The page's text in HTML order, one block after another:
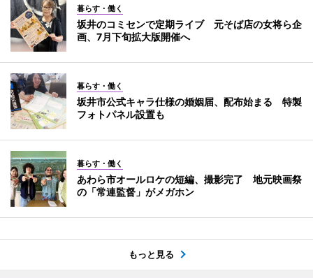
暮らす・働く
坂井のコミセンで定期ライブ 元そば店の女将ら企
画、7月下旬拡大版開催へ
暮らす・働く
坂井市公式キャラ仕様の婚姻届、配布始まる 特製
フォトパネル設置も
暮らす・働く
あわら市オールロケの短編、撮影完了 地元映画祭
の「常連監督」がメガホン
もっと見る